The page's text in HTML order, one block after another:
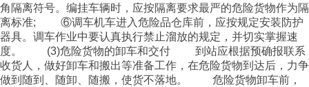
角隔离符号。编挂车辆时，应按隔离要求最严的危险货物作为隔
离标准; ⑥调车机车进入危险品仓库前，应按规定安装防护
器具。调车作业中要认真执行禁止溜放的规定，并切实掌握速
度。 (3)危险货物的卸车和交付 到站应根据预确报联系
收货人，做好卸车和搬出等准备工作，在危险货物到达后，力争
做到随到、随卸、随搬，使货不落地。 危险货物卸车前，